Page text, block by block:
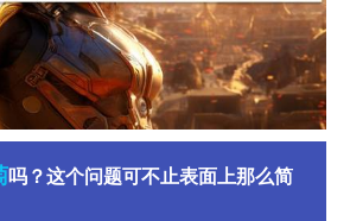
吗？这个问题可不止表面上那么简